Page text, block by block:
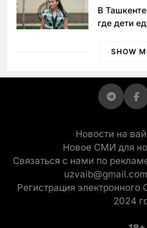
В
где дети
просить
SHOW
Новости на
Новое СМИ для
Связаться с нами по
Регистрация
2024